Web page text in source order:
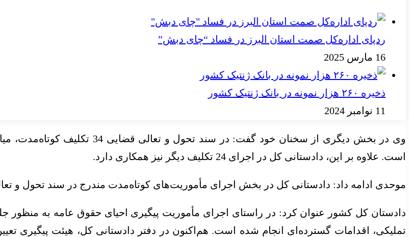
ردپای اداره‌کل صمت استان البرز در فساد “چای دبش”
16 مارس 2025
ذخیره ۲۶۰ هزار نمونه در بانک ژنتیک کشور
11 نوامبر 2024
وی در بخش دیگری از سخنان خود
است. علاوه بر این، دادستانی کل در اجرای 24 تکلیف دیگر نیز همکاری دارد.
موحدی ادامه داد: دادستانی کل در بخش اجرای مأموریت‌های کوتاه‌مدت مندرج در سند تحول و تعالی قضایی، تا
دادستان کل کشور عنوان کرد: در راستای اجرای مأموریت پیگیری احیای حقوق عامه به منظور
تملیکی، اقدامات گسترده‌ای انجام شده است. هم‌اکنون در دفتر دادستانی کل، هیئت پیگیری